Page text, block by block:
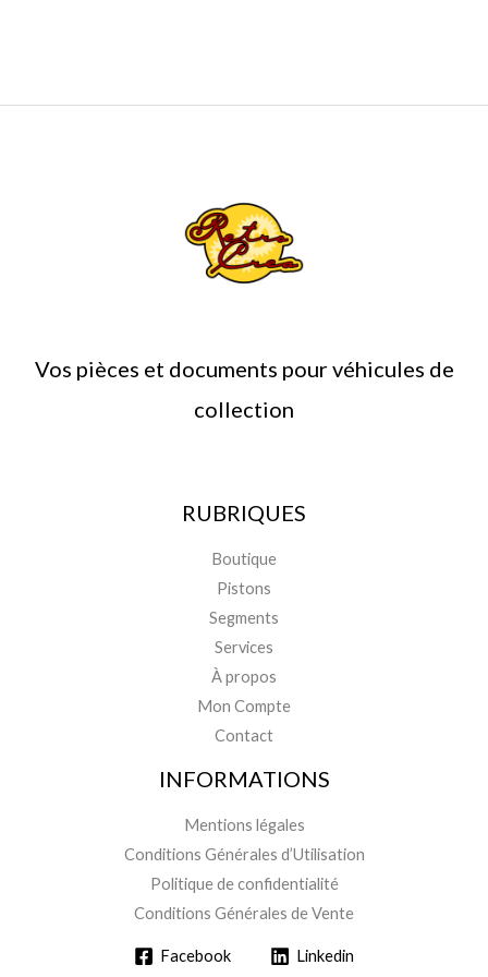
Vos pièces et documents pour véhicules de
collection
RUBRIQUES
Boutique
Pistons
Segments
Services
À propos
Mon Compte
Contact
INFORMATIONS
Mentions légales
Conditions Générales d’Utilisation
Politique de confidentialité
Conditions Générales de Vente
Facebook Linkedin